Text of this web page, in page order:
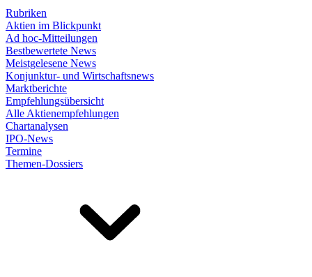
Rubriken
Aktien im Blickpunkt
Ad hoc-Mitteilungen
Bestbewertete News
Meistgelesene News
Konjunktur- und Wirtschaftsnews
Marktberichte
Empfehlungsübersicht
Alle Aktienempfehlungen
Chartanalysen
IPO-News
Termine
Themen-Dossiers